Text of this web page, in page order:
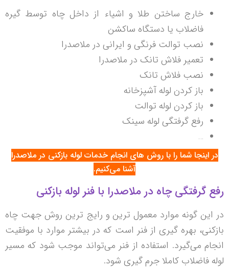
خارج ساختن طلا و اشیاء از داخل چاه توسط گیره
فاضلاب یا دستگاه ساکشن
نصب توالت فرنگی و ایرانی در ملاصدرا
تعمیر فلاش تانک در ملاصدرا
نصب فلاش تانک
باز کردن لوله آشپزخانه
باز کردن لوله توالت
رفع گرفتگی لوله سینک
…
در اینجا شما را با روش های انجام خدمات لوله بازکنی در ملاصدرا
آشنا می‌کنیم.
رفع گرفتگی چاه در ملاصدرا با فنر لوله بازکنی
در این گونه موارد معمول ترین و رایج ترین روش جهت چاه
بازکنی، بهره گیری از فنر است که در بیشتر موارد با موفقیت
انجام می‌گیرد. استفاده از فنر می‌تواند موجب شود که مسیر
لوله فاضلاب کاملا جرم گیری شود.